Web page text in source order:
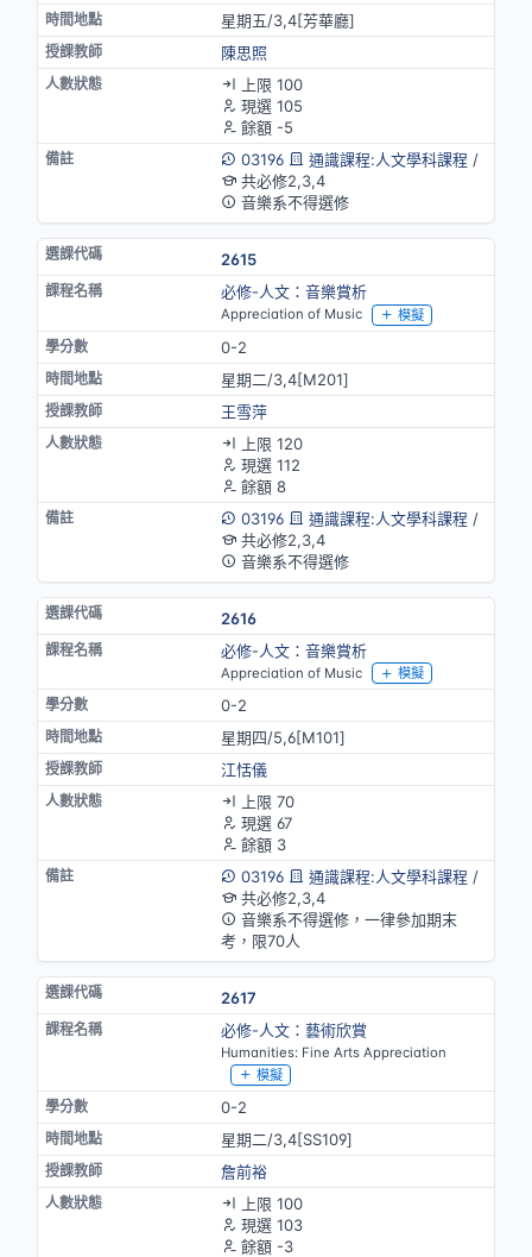
星期五/3,4[芳華廳]
陳思照
上限 100
現選 105
餘額 -5
03196
通識課程:人文學科課程 /
共必修2,3,4
音樂系不得選修
2615
必修-人文：音樂賞析
Appreciation of Music 模擬
0-2
星期二/3,4[M201]
王雪萍
上限 120
現選 112
餘額 8
03196
通識課程:人文學科課程 /
共必修2,3,4
音樂系不得選修
2616
必修-人文：音樂賞析
Appreciation of Music 模擬
0-2
星期四/5,6[M101]
江恬儀
上限 70
現選 67
餘額 3
03196
通識課程:人文學科課程 /
共必修2,3,4
音樂系不得選修，一律參加期末
考，限70人
2617
必修-人文：藝術欣賞
Humanities: Fine Arts Appreciation
模擬
0-2
星期二/3,4[SS109]
詹前裕
上限 100
現選 103
餘額 -3